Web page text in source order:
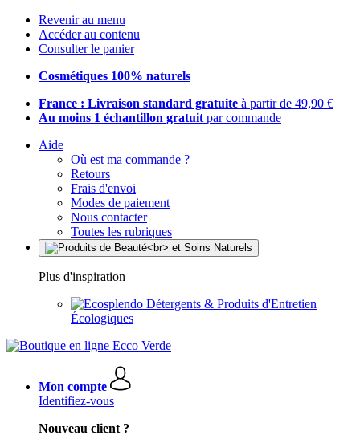
Revenir au menu
Accéder au contenu
Consulter le panier
Cosmétiques 100% naturels
France : Livraison standard gratuite à partir de 49,90 €
Au moins 1 échantillon gratuit par commande
Aide
Où est ma commande ?
Retours
Frais d'envoi
Modes de paiement
Nous contacter
Toutes les rubriques
Plus d'inspiration
Détergents & Produits d'Entretien
Écologiques
Mon compte
Identifiez-vous
Nouveau client ?